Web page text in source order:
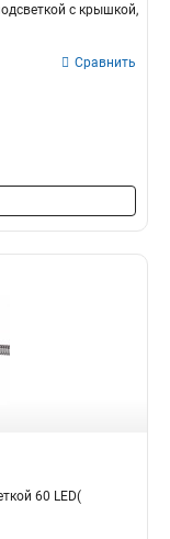
с крышкой,
Сравнить
60 LED(